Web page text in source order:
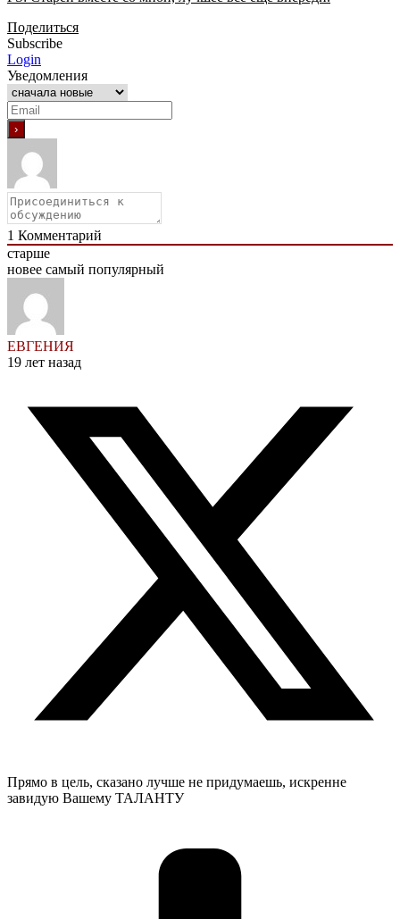
Поделиться
Subscribe
Login
Уведомления
1 Комментарий
старше
новее самый популярный
ЕВГЕНИЯ
19 лет назад
Прямо в цель, сказано лучше не придумаешь, искренне
завидую Вашему ТАЛАНТУ